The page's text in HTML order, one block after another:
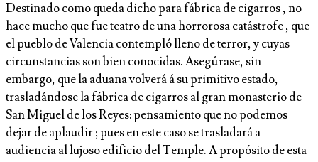
Destinado como queda dicho para fábrica de cigarros , no
hace mucho que fue teatro de una horrorosa catástrofe , que
el pueblo de Valencia contempló lleno de terror, y cuyas
circunstancias son bien conocidas. Asegúrase, sin
embargo, que la aduana volverá á su primitivo estado,
trasladándose la fábrica de cigarros al gran monasterio de
San Miguel de los Reyes: pensamiento que no podemos
dejar de aplaudir ; pues en este caso se trasladará a
audiencia al lujoso edificio del Temple. A propósito de esta